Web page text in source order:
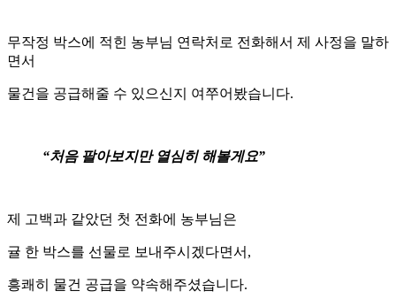
무작정 박스에 적힌 농부님 연락처로 전화해서 제 사정을 말하
면서
물건을 공급해줄 수 있으신지 여쭈어봤습니다.
“처음 팔아보지만 열심히 해볼게요”
제 고백과 같았던 첫 전화에 농부님은
귤 한 박스를 선물로 보내주시겠다면서,
흥쾌히 물건 공급을 약속해주셨습니다.